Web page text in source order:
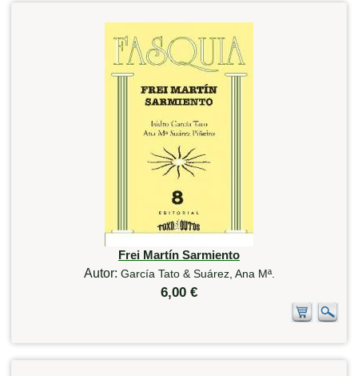
Frei Martín Sarmiento
Autor: García Tato & Suárez, Ana Mª.
6,00 €